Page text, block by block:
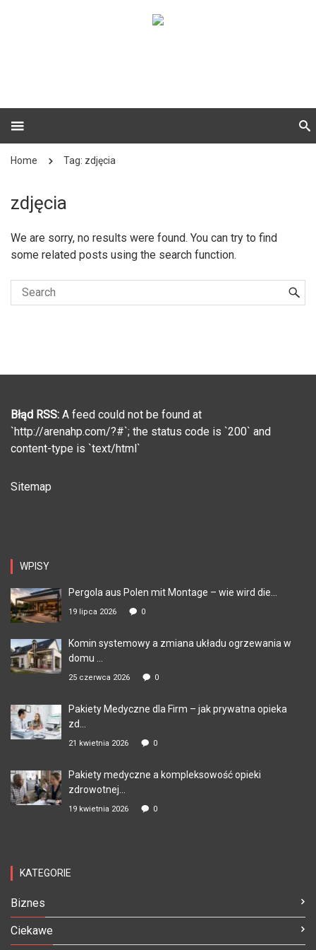
Home Tag: zdjęcia
zdjęcia
We are sorry, no results were found. You can try to find
some related posts using the search function.
Błąd RSS: A feed could not be found at
`http://arenahp.com/?#`; the status code is `200` and
content-type is `text/html`
Sitemap
WPISY
Pergola aus Polen mit Montage – wie wird die...
19 lipca 2026 0
Komin systemowy a zmiana układu ogrzewania w
domu ...
25 czerwca 2026 0
Pakiety Medyczne dla Firm – jak prywatna opieka
zd...
21 kwietnia 2026 0
Pakiety medyczne a kompleksowość opieki
zdrowotnej...
19 kwietnia 2026 0
KATEGORIE
Biznes
Ciekawe